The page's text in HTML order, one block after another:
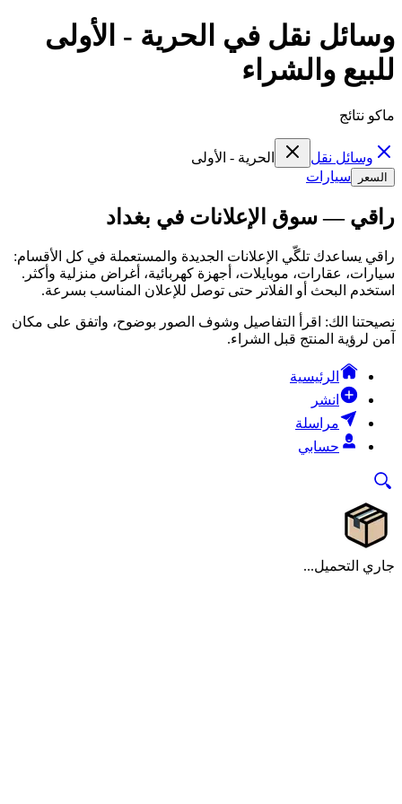
وسائل نقل في الحرية - الأولى
للبيع والشراء
ماكو نتائج
وسائل نقل الحرية - الأولى
السعر سيارات
راقي — سوق الإعلانات في بغداد
راقي يساعدك تلگّي الإعلانات الجديدة والمستعملة في كل الأقسام:
سيارات، عقارات، موبايلات، أجهزة كهربائية، أغراض منزلية وأكثر.
استخدم البحث أو الفلاتر حتى توصل للإعلان المناسب بسرعة.
نصيحتنا الك: اقرأ التفاصيل وشوف الصور بوضوح، واتفق على مكان
آمن لرؤية المنتج قبل الشراء.
الرئيسية
انشر
مراسلة
حسابي
جاري التحميل...